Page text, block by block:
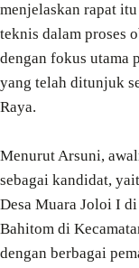
menjelaskan rapat
teknis dalam proses
dengan fokus utama
yang telah ditunjuk
Raya.
Menurut Arsuni,
sebagai kandidat,
Desa Muara Joloi I
Bahitom di
dengan berbagai